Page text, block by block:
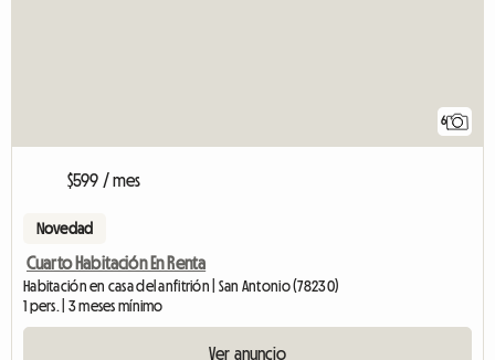
6
$599 / mes
Novedad
Cuarto Habitación En Renta
Habitación en casa del anfitrión | San Antonio (78230)
1 pers. | 3 meses mínimo
Ver anuncio